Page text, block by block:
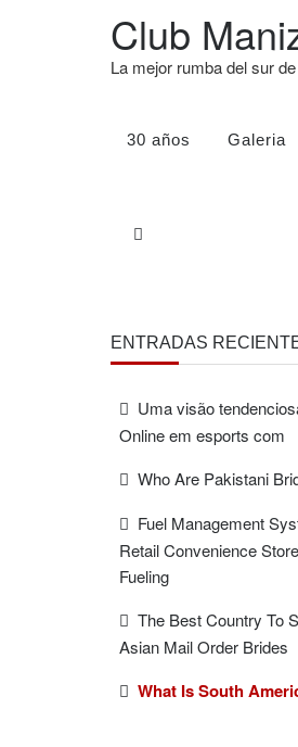
Club
La mejor rumba del sur
30 años Galeria
ENTRADAS
Uma visão
Online em esports com
Who Are Pakistani
Fuel Management
Retail Convenience
Fueling
The Best Country To
Asian Mail Order Brides
What Is South